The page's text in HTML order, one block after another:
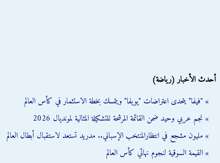
أحدث الأخبار (رياضة)
» "فيفا" يتحدى اعتراضات "يويفا" ويتمسك بخطة الاستثمار في كأس العالم
» نجم عربي وحيد ضمن القائمة المرشحة للتشكيلة المثالية لمونديال 2026
» مليون مشجع في انتظارالمنتخب الإسباني.. مدريد تستعد لاستقبال أبطال العالم
» القيمة السوقية لنجوم نهائي كأس العالم